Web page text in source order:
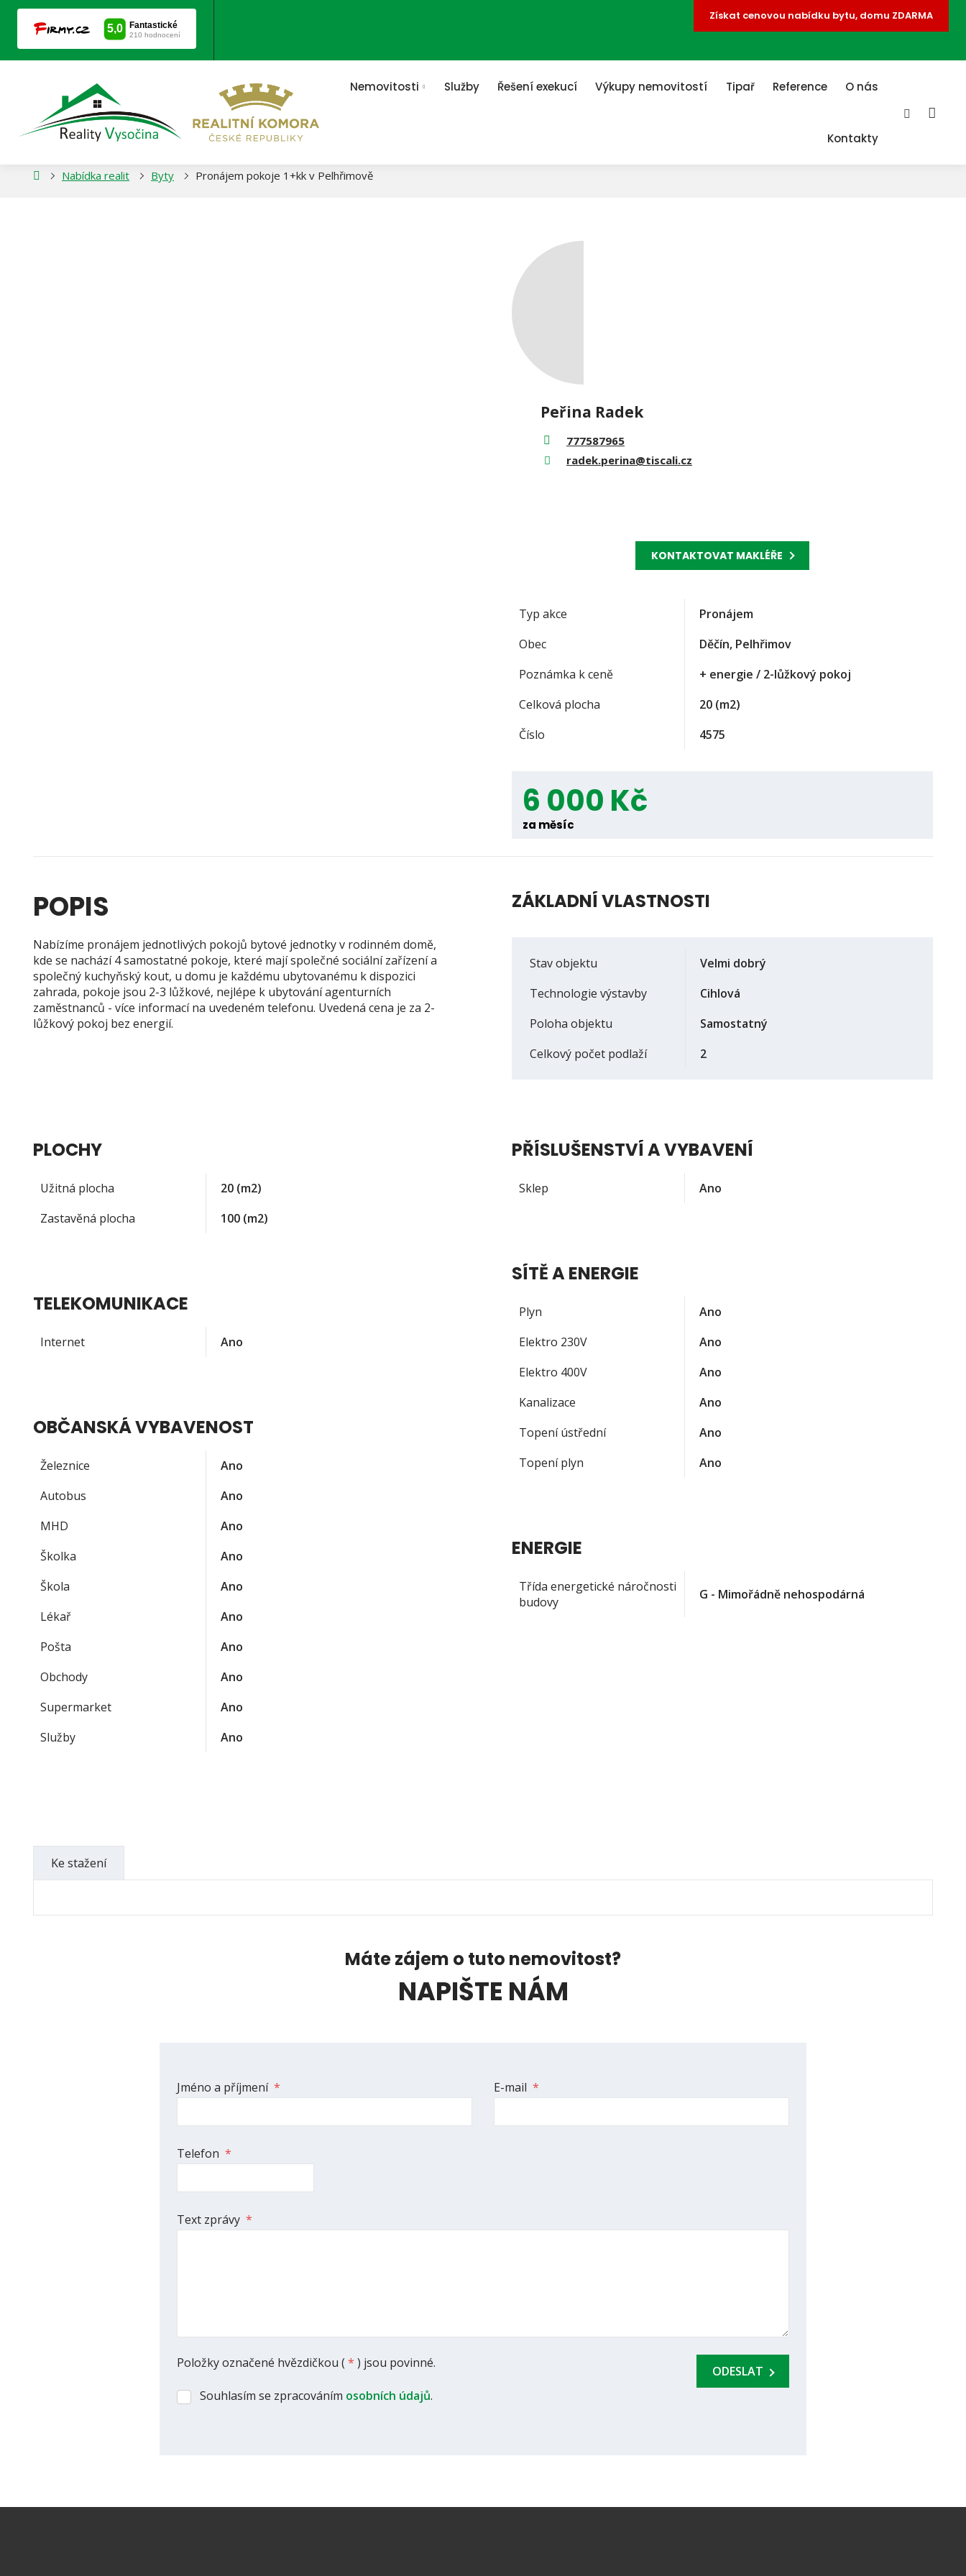
Získat cenovou nabídku bytu, domu ZDARMA
Nemovitosti Služby Řešení exekucí Výkupy nemovitostí Tipař Reference O nás
Kontakty
PRONÁJEM POKOJE 1+KK V PELHŘIMOVĚ
Nabídka realit Byty Pronájem pokoje 1+kk v Pelhřimově
Peřina Radek
777587965
radek.perina@tiscali.cz
KONTAKTOVAT MAKLÉŘE
Typ akce
Pronájem
Obec
Děčín, Pelhřimov
Poznámka k ceně
+ energie / 2-lůžkový pokoj
Celková plocha
20 (m2)
Číslo
4575
6 000 Kč
za měsíc
POPIS
Nabízíme pronájem jednotlivých pokojů bytové jednotky v rodinném domě,
kde se nachází 4 samostatné pokoje, které mají společné sociální zařízení a
společný kuchyňský kout, u domu je každému ubytovanému k dispozici
zahrada, pokoje jsou 2-3 lůžkové, nejlépe k ubytování agenturních
zaměstnanců - více informací na uvedeném telefonu. Uvedená cena je za 2-
lůžkový pokoj bez energií.
ZÁKLADNÍ VLASTNOSTI
Stav objektu
Velmi dobrý
Technologie výstavby
Cihlová
Poloha objektu
Samostatný
Celkový počet podlaží
2
PLOCHY
Užitná plocha 20 (m2)
Zastavěná plocha
100 (m2)
TELEKOMUNIKACE
Internet Ano
OBČANSKÁ VYBAVENOST
Železnice
Ano
Autobus
Ano
MHD
Ano
Školka
Ano
Škola
Ano
Lékař
Ano
Pošta
Ano
Obchody
Ano
Supermarket
Ano
Služby
Ano
PŘÍSLUŠENSTVÍ A VYBAVENÍ
Sklep Ano
SÍTĚ A ENERGIE
Plyn
Ano
Elektro 230V
Ano
Elektro 400V
Ano
Kanalizace
Ano
Topení ústřední
Ano
Topení plyn
Ano
ENERGIE
Třída energetické náročnosti
budovy
G - Mimořádně nehospodárná
Ke stažení
Máte zájem o tuto nemovitost?
NAPIŠTE NÁM
Jméno a příjmení * E-mail *
Telefon *
Text zprávy *
Položky označené hvězdičkou ( * ) jsou povinné.
Souhlasím
Souhlasím se zpracováním osobních údajů.
ODESLAT
Formulář
nepodařilo
odeslat.